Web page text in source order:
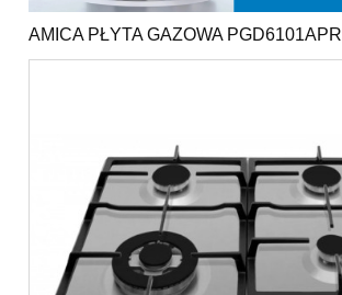
AMICA PŁYTA GAZOWA PGD6101APR